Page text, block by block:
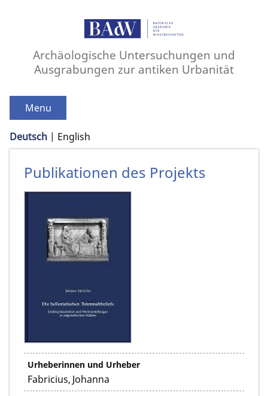
Archäologische Untersuchungen und
Ausgrabungen zur antiken Urbanität
Menu
Deutsch English
Publikationen des Projekts
Urheberinnen und Urheber
Fabricius, Johanna